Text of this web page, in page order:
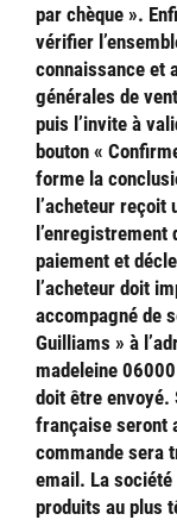
par chèque ».
vérifier
connaissance et
générales de
puis l’invite à
bouton «
forme la
l’acheteur reçoit
l’enregistrement
paiement et
l’acheteur doit
accompagné de
Guilliams » à
madeleine
doit être envoyé.
française seront
commande sera
email. La société
produits au plus